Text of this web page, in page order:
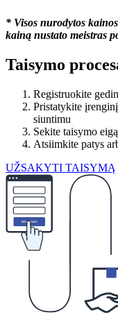
* Visos nurodytos
kainą nustato meistras
Taisymo
Registruokite
Pristatykite
siuntimu
Sekite taisymo eigą
Atsiimkite patys
UŽSAKYTI TAISYMĄ